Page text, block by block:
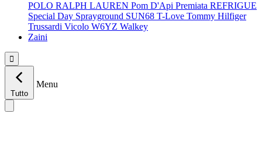
POLO RALPH LAUREN Pom D'Api Premiata REFRIGUE
Special Day Sprayground SUN68 T-Love Tommy Hilfiger
Trussardi Vicolo W6YZ Walkey
Zaini

Tutto
Menu